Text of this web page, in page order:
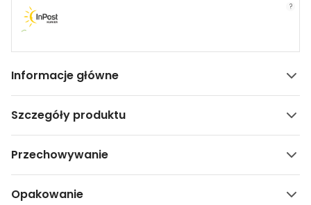
?
Informacje główne
Szczegóły produktu
Przechowywanie
Opakowanie